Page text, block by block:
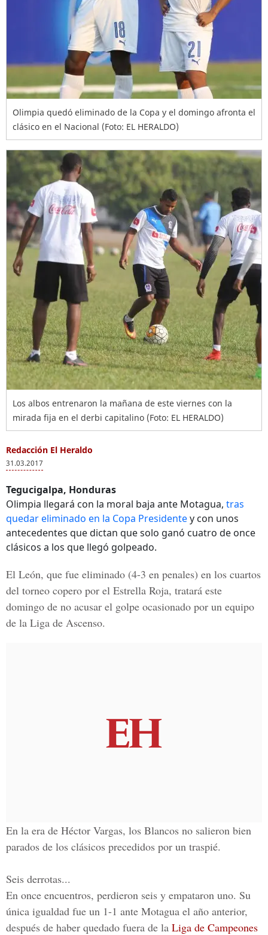
Olimpia quedó eliminado de la Copa y el domingo afronta el
clásico en el Nacional (Foto: EL HERALDO)
Los albos entrenaron la mañana de este viernes con la
mirada fija en el derbi capitalino (Foto: EL HERALDO)
Redacción El Heraldo
31.03.2017
Tegucigalpa, Honduras
Olimpia llegará con la moral baja ante Motagua, tras
quedar eliminado en la Copa Presidentey con unos
antecedentes que dictan que solo ganó cuatro de once
clásicos a los que llegó golpeado.
El León, que fue eliminado (4-3 en penales) en los cuartos
del torneo copero por el Estrella Roja, tratará este
domingo de no acusar el golpe ocasionado por un equipo
de la Liga de Ascenso.
En la era de Héctor Vargas, los Blancos no salieron bien
parados de los clásicos precedidos por un traspié.
Seis derrotas...
En once encuentros, perdieron seis y empataron uno. Su
única igualdad fue un 1-1 ante Motagua el año anterior,
después de haber quedado fuera de la Liga de Campeones